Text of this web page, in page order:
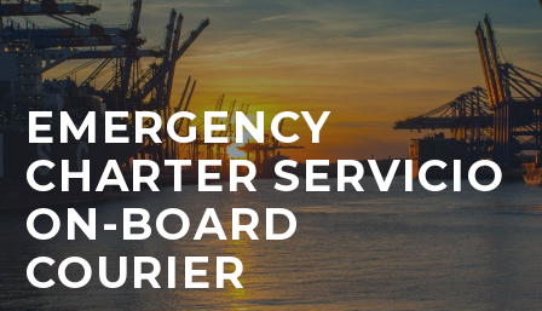
EMERGENCY
CHARTER SERVICIO
ON-BOARD
COURIER